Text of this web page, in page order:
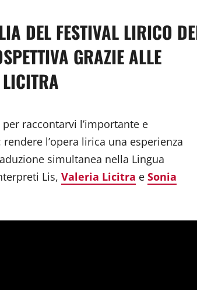
DEL FESTIVAL LIRICO
GRAZIE ALLE
raccontarvi l’importante e
rendere l’opera lirica una esperienza
simultanea nella Lingua
Lis, Valeria Licitra e Sonia